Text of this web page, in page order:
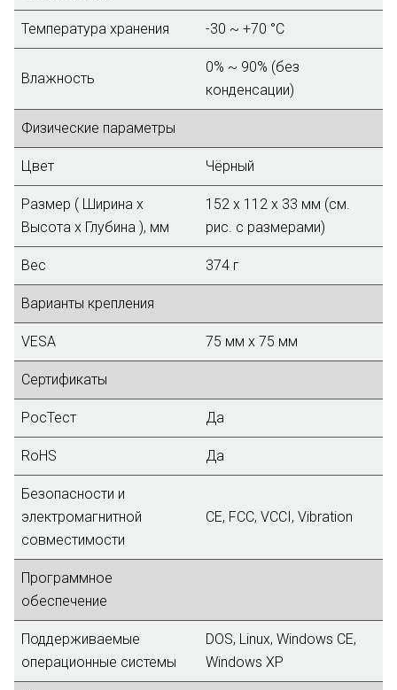
Температура хранения -30 ~ +70 °C
Влажность
0% ~ 90% (без
конденсации)
Физические параметры
Цвет Чёрный
Размер ( Ширина х
Высота х Глубина ), мм
152 х 112 х 33 мм (см.
рис. с размерами)
Вес 374 г
Варианты крепления
VESA 75 мм x 75 мм
Сертификаты
РосТест Да
RoHS Да
Безопасности и
электромагнитной
совместимости
CE, FCC, VCCI, Vibration
Программное
обеспечение
Поддерживаемые
операционные системы
DOS, Linux, Windows CE,
Windows XP